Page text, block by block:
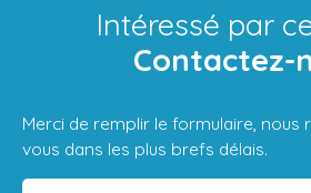
Intéressé par
Contactez-
Merci de remplir le formulaire, nous
vous dans les plus brefs délais.